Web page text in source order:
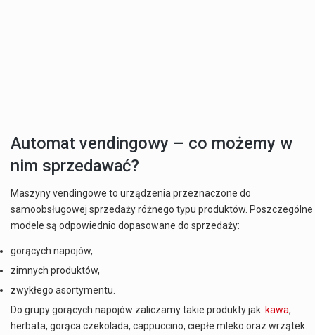
Automat vendingowy – co możemy w
nim sprzedawać?
Maszyny vendingowe to urządzenia przeznaczone do
samoobsługowej sprzedaży różnego typu produktów. Poszczególne
modele są odpowiednio dopasowane do sprzedaży:
gorących napojów,
zimnych produktów,
zwykłego asortymentu.
Do grupy gorących napojów zaliczamy takie produkty jak: kawa,
herbata, gorąca czekolada, cappuccino, ciepłe mleko oraz wrzątek.